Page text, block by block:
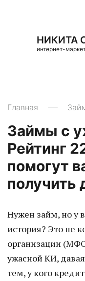
НИКИТА
интернет-
Главная
Займы с
Рейтинг
помогут
получить
Нужен займ, но у
история? Это не
организации
ужасной КИ,
тем, у кого